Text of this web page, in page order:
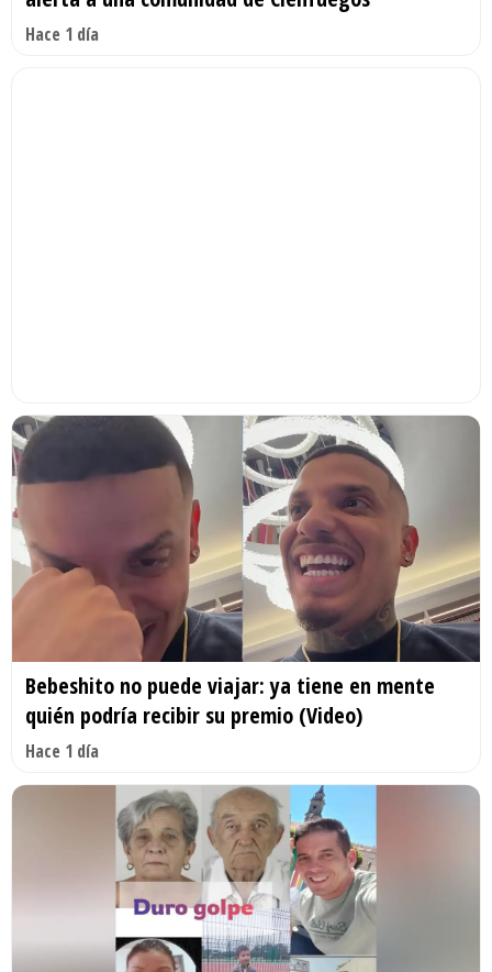
Hace 1 día
Bebeshito no puede viajar: ya tiene en mente
quién podría recibir su premio (Video)
Hace 1 día